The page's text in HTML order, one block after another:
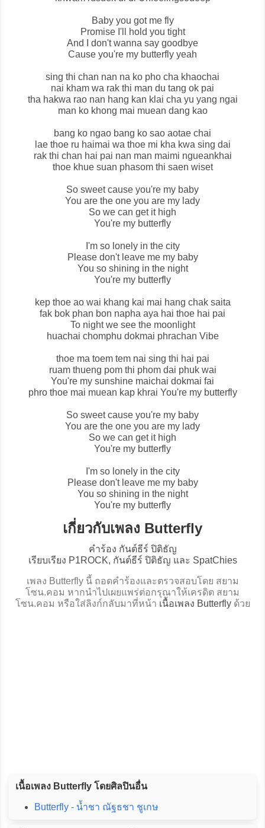
Baby you got me fly
Promise I'll hold you tight
And I don't wanna say goodbye
Cause you're my butterfly yeah
sing thi chan nan na ko pho cha khaochai
nai kham wa rak thi man du tang ok pai
tha hakwa rao nan hang kan klai cha yu yang ngai
man ko khong mai muean dang kao
bang ko ngao bang ko sao aotae chai
lae thoe ru haimai wa thoe mi kha kwa sing dai
rak thi chan hai pai nan man maimi ngueankhai
thoe khue suan phasom thi saen wiset
So sweet cause you're my baby
You are the one you are my lady
So we can get it high
You're my butterfly
I'm so lonely in the city
Please don't leave me my baby
You so shining in the night
You're my butterfly
kep thoe ao wai khang kai mai hang chak saita
fak bok phan bon napha aya hai thoe hai pai
To night we see the moonlight
huachai chomphu dokmai phrachan Vibe
thoe ma toem tem nai sing thi hai pai
ruam thueng pom thi phom dai phuk wai
You're my sunshine maichai dokmai fai
phro thoe mai muean kap khrai You're my butterfly
So sweet cause you're my baby
You are the one you are my lady
So we can get it high
You're my butterfly
I'm so lonely in the city
Please don't leave me my baby
You so shining in the night
You're my butterfly
เกี่ยวกับเพลง Butterfly
คำร้อง กันต์ธีร์ ปิติธัญ
เรียบเรียง P1ROCK, กันต์ธีร์ ปิติธัญ และ SpatChies
เพลง Butterfly นี้ ถอดคำร้องและตรวจสอบโดย สยาม
โซน.คอม หากนำไปเผยแพร่ต่อกรุณาให้เครดิต สยาม
โซน.คอม หรือใส่ลิงก์กลับมาที่หน้า เนื้อเพลง Butterflyด้วย
เนื้อเพลง Butterfly โดยศิลปินอื่น
Butterfly - น้ำชา ณัฐธชา ชูเกษ